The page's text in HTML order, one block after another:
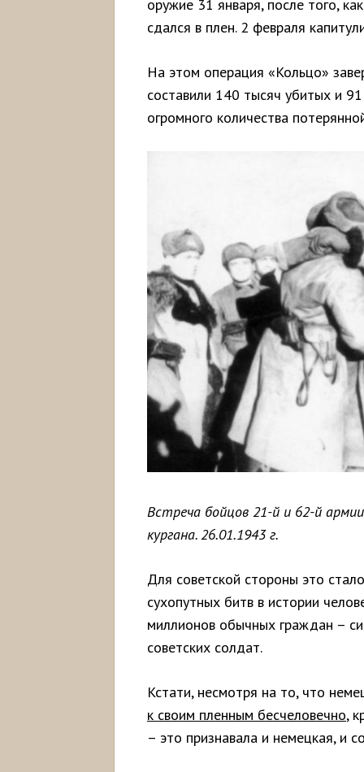
оружие 31 января, после того,
сдался в плен. 2 февраля
На этом операция «Кольцо»
составили 140 тысяч убитых и
огромного количества
Встреча бойцов 21-й и 62-й
кургана. 26.01.1943 г.
Для советской стороны это
сухопутных битв в истории
миллионов обычных граждан –
советских солдат.
Кстати, несмотря на то, что
к своим пленным бесчеловечно,
– это признавала и немецкая, и